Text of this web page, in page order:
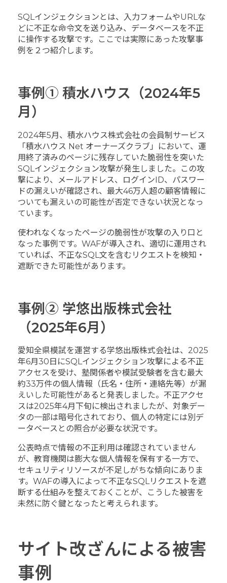
SQLインジェクションとは、入力フォームやURLな
どに不正な命令文を送り込み、データベースを不正
に操作する攻撃です。ここでは実際にあった攻撃事
例を２つ紹介します。
事例① 積水ハウス（2024年5
月）
2024年5月、積水ハウス株式会社の会員制サービス
「積水ハウス Net オーナーズクラブ」において、運
用終了済みのページに残存していた脆弱性を突いた
SQLインジェクション攻撃が発生しました。この攻
撃により、メールアドレス、ログインID、パスワー
ドの漏えいが確認され、最大46万人超の顧客情報に
ついても漏えいの可能性が否定できない状況となっ
ています。
使われなくなったページの脆弱性が攻撃の入り口と
なった事例です。WAFが導入され、適切に運用され
ていれば、不正なSQL文を含むリクエストを検知・
遮断できた可能性があります。
事例② 学悠出版株式会社
（2025年6月）
愛知全県模試を運営する学悠出版株式会社は、2025
年6月30日にSQLインジェクション攻撃による不正
アクセスを受け、塾関係者や模試受験者を含む最大
約33万件の個人情報（氏名・住所・連絡先等）が漏
えいした可能性があると発表しました。不正アクセ
スは2025年4月下旬に検出されましたが、対象デー
タの一部は暗号化されており、個人の特定には別デ
ータベースとの照合が必要な状況です。
公表時点で情報の不正利用は確認されていません
が、教育機関は膨大な個人情報を保有する一方で、
セキュリティリソースが不足しがちな傾向にありま
す。WAFの導入によって不正なSQLリクエストを遮
断する仕組みを整えておくことが、こうした被害を
未然に防ぐ鍵となったと考えられます。
サイト改ざんによる被害
事例